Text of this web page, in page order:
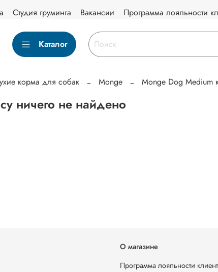
Студия груминга Вакансии Программа лояльности
Каталог
корма для собак Monge Monge Dog Medium
ничего не найдено
О магазине
Программа лояльности